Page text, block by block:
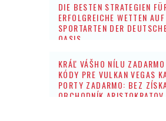
DIE BESTEN STRATEGIEN
ERFOLGREICHE WETTEN
SPORTARTEN DER
OASIS
KRÁĽ VÁŠHO NÍLU ZADARMO
KÓDY PRE VULKAN VEGAS
PORTY ZADARMO: BEZ
OBCHODNÍK ARISTOKRATOV